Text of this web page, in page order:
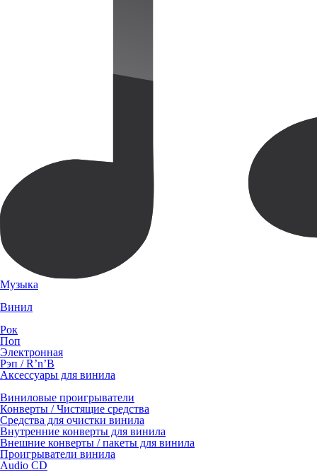
Музыка
Винил
Рок
Поп
Электронная
Рэп / R’n’B
Аксессуары для винила
Виниловые проигрыватели
Конверты / Чистящие средства
Средства для очистки винила
Внутренние конверты для винила
Внешние конверты / пакеты для винила
Проигрыватели винила
Audio CD